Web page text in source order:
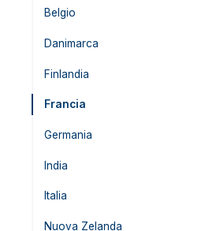
Belgio
Danimarca
Finlandia
Francia
Germania
India
Italia
Nuova Zelanda